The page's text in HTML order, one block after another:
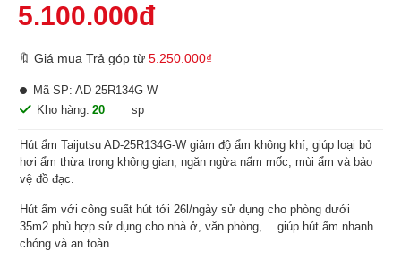
5.100.000đ
🔖 Giá mua Trả góp từ 5.250.000₫
Kho hàng: 20 sp
Mã SP: AD-25R134G-W
Hút ẩm Taijutsu AD-25R134G-W giảm độ ẩm không khí, giúp loại bỏ
hơi ẩm thừa trong không gian, ngăn ngừa nấm mốc, mùi ẩm và bảo
vệ đồ đạc.
Hút ẩm với công suất hút tới 26l/ngày sử dụng cho phòng dưới
35m2 phù hợp sử dụng cho nhà ở, văn phòng,… giúp hút ẩm nhanh
chóng và an toàn